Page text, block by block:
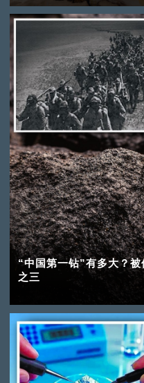
“中国第一钻”有多大？
之三